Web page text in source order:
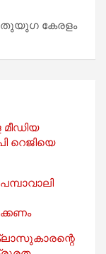
കേരളം
മീഡിയ
റെജിയെ